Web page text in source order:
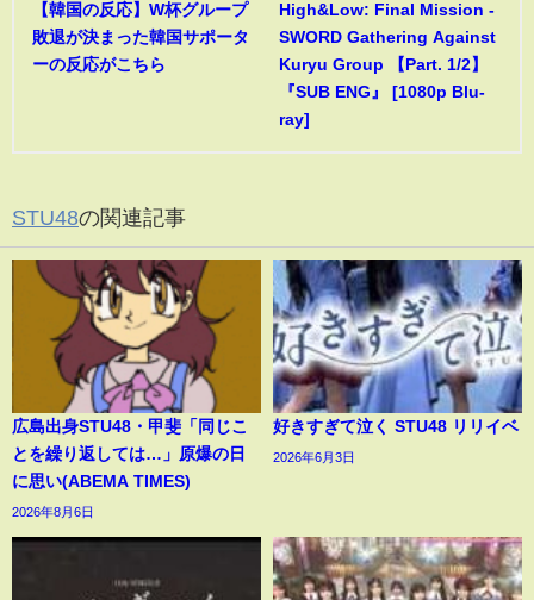
【韓国の反応】W杯グループ
敗退が決まった韓国サポータ
ーの反応がこちら
High&Low: Final Mission -
SWORD Gathering Against
Kuryu Group 【Part. 1/2】
『SUB ENG』 [1080p Blu-
ray]
STU48の関連記事
広島出身STU48・甲斐「同じこ
とを繰り返しては…」原爆の日
に思い(ABEMA TIMES)
2026年8月6日
好きすぎて泣く STU48 リリイベ
2026年6月3日